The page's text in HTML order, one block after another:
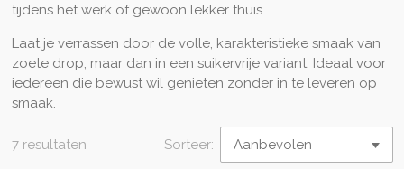
tijdens het werk of gewoon lekker thuis.
Laat je verrassen door de volle, karakteristieke smaak van
zoete drop, maar dan in een suikervrije variant. Ideaal voor
iedereen die bewust wil genieten zonder in te leveren op
smaak.
7 resultaten Sorteer: